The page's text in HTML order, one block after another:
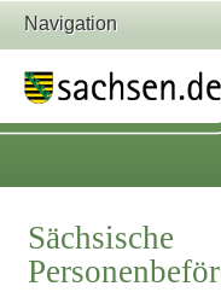
Navigation
Sächsische